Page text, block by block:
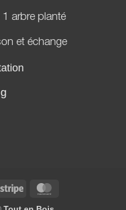
arbre planté
et échange
Stripe